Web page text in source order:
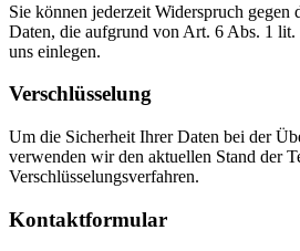
Sie können jederzeit Widerspruch gegen
Daten, die aufgrund von Art. 6 Abs. 1
uns einlegen.
Verschlüsselung
Um die Sicherheit Ihrer Daten bei der
verwenden wir den aktuellen Stand der
Verschlüsselungsverfahren.
Kontaktformular